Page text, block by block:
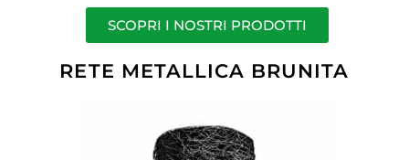
SCOPRI I NOSTRI PRODOTTI
RETE METALLICA BRUNITA